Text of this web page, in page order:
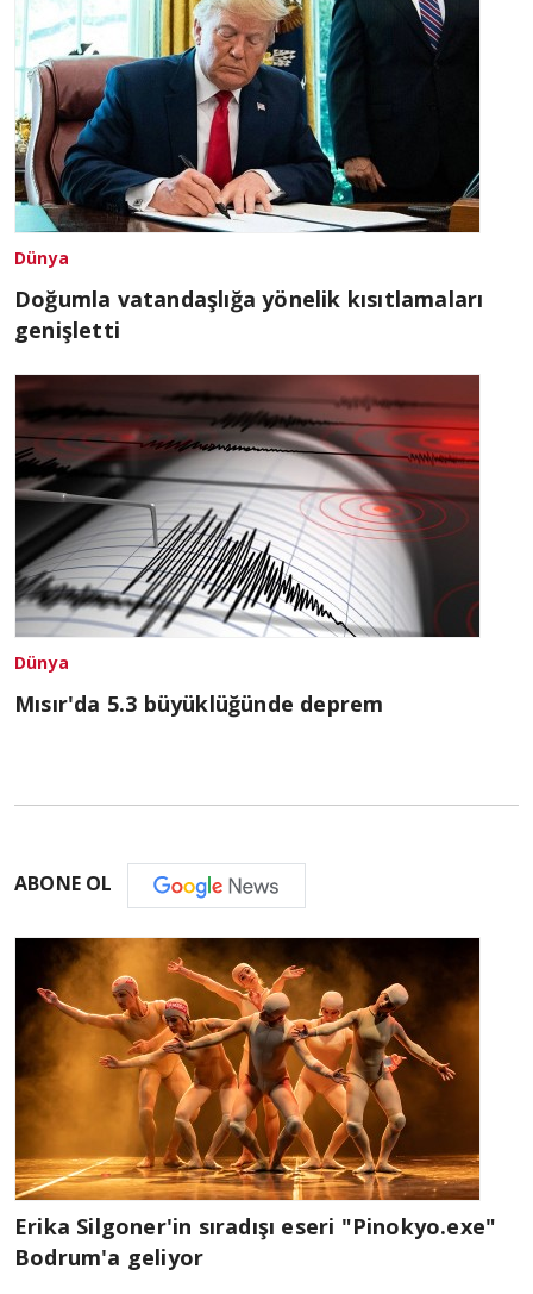
Dünya
Doğumla vatandaşlığa yönelik kısıtlamaları
genişletti
Dünya
Mısır'da 5.3 büyüklüğünde deprem
ABONE OL
Erika Silgoner'in sıradışı eseri "Pinokyo.exe"
Bodrum'a geliyor